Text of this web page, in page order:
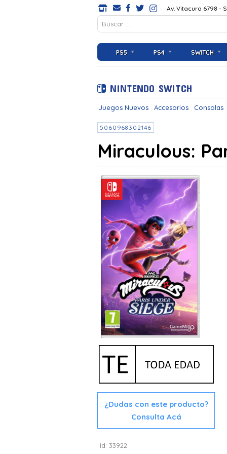
Av. Vitacura 6798 -
PS5 PS4 SWITCH
NINTENDO SWITCH
Juegos Nuevos Accesorios Consolas
5060968302146
Miraculous:
¿Dudas con este producto?
Consulta Acá
Id: 33922